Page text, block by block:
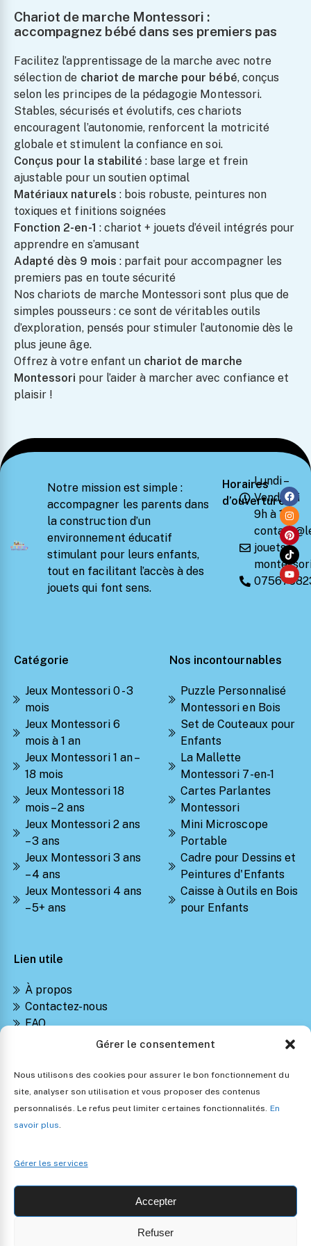
Gérer le consentement
Nous utilisons des cookies pour assurer le bon fonctionnement du
site, analyser son utilisation et vous proposer des contenus
personnalisés. Le refus peut limiter certaines fonctionnalités. En
savoir plus.
Gérer les services
Accepter
Refuser
Chariot de marche Montessori :
accompagnez bébé dans ses premiers pas
Facilitez l’apprentissage de la marche avec notre
sélection de chariot de marche pour bébé, conçus
selon les principes de la pédagogie Montessori.
Stables, sécurisés et évolutifs, ces chariots
encouragent l’autonomie, renforcent la motricité
globale et stimulent la confiance en soi.
Conçus pour la stabilité : base large et frein
ajustable pour un soutien optimal
Matériaux naturels : bois robuste, peintures non
toxiques et finitions soignées
Fonction 2-en-1 : chariot + jouets d’éveil intégrés pour
apprendre en s’amusant
Adapté dès 9 mois : parfait pour accompagner les
premiers pas en toute sécurité
Nos chariots de marche Montessori sont plus que de
simples pousseurs : ce sont de véritables outils
d’exploration, pensés pour stimuler l’autonomie dès le
plus jeune âge.
Offrez à votre enfant un chariot de marche
Montessori pour l’aider à marcher avec confiance et
plaisir !
Notre mission est simple :
accompagner les parents dans
la construction d’un
environnement éducatif
stimulant pour leurs enfants,
tout en facilitant l’accès à des
jouets qui font sens.
Horaires
d’ouverture
Lundi –
Vendredi
9h à 18h
jouets-
Catégorie
Jeux Montessori 0 - 3
mois
Jeux Montessori 6
mois à 1 an
Jeux Montessori 1 an –
18 mois
Jeux Montessori 18
mois – 2 ans
Jeux Montessori 2 ans
– 3 ans
Jeux Montessori 3 ans
– 4 ans
Jeux Montessori 4 ans
– 5+ ans
Nos incontournables
Puzzle Personnalisé
Montessori en Bois
Set de Couteaux pour
Enfants
La Mallette
Montessori 7-en-1
Cartes Parlantes
Montessori
Mini Microscope
Portable
Cadre pour Dessins et
Peintures d'Enfants
Caisse à Outils en Bois
pour Enfants
Lien utile
À propos
Contactez-nous
FAQ
Suivre ma commande
Retours et Remboursements
Politique de confidentialité
Conditions générales de vente
Politique d’utilisation des cookies
Copyright 2024 • Les Jouets Montessori •